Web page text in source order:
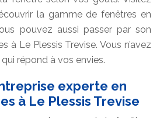
la gamme de fenêtres en
pouvez aussi passer par son
à Le Plessis Trevise. Vous n’avez
répond à vos envies.
experte en
à Le Plessis Trevise